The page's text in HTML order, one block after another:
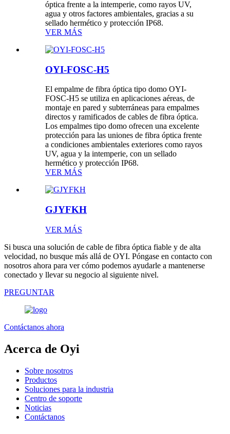
óptica frente a la intemperie, como rayos UV,
agua y otros factores ambientales, gracias a su
sellado hermético y protección IP68.
VER MÁS
OYI-FOSC-H5
El empalme de fibra óptica tipo domo OYI-
FOSC-H5 se utiliza en aplicaciones aéreas, de
montaje en pared y subterráneas para empalmes
directos y ramificados de cables de fibra óptica.
Los empalmes tipo domo ofrecen una excelente
protección para las uniones de fibra óptica frente
a condiciones ambientales exteriores como rayos
UV, agua y la intemperie, con un sellado
hermético y protección IP68.
VER MÁS
GJYFKH
VER MÁS
Si busca una solución de cable de fibra óptica fiable y de alta
velocidad, no busque más allá de OYI. Póngase en contacto con
nosotros ahora para ver cómo podemos ayudarle a mantenerse
conectado y llevar su negocio al siguiente nivel.
PREGUNTAR
Contáctanos ahora
Acerca de Oyi
Sobre nosotros
Productos
Soluciones para la industria
Centro de soporte
Noticias
Contáctanos